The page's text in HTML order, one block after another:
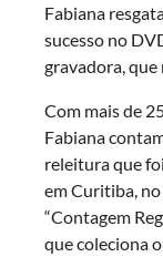
Fabiana
sucesso no
gravadora, que
Com mais de
Fabiana
releitura que
em Curitiba,
“Contagem
que coleciona